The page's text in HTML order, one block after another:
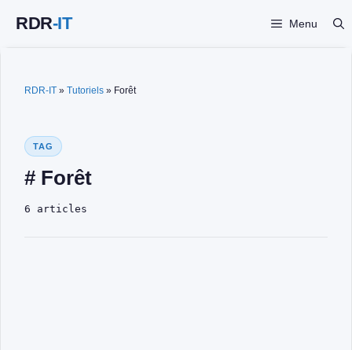
Menu
RDR-IT » Tutoriels » Forêt
TAG
# Forêt
6 articles